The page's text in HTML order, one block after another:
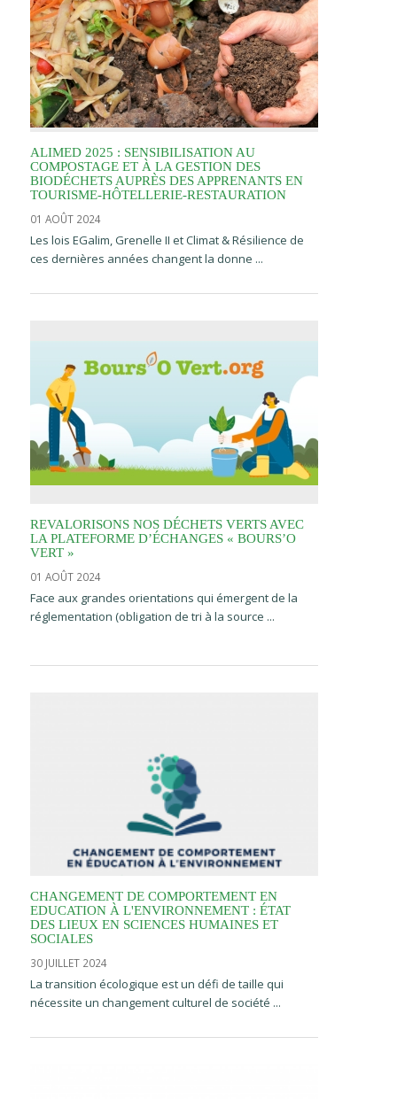
ALIMED 2025 : SENSIBILISATION AU
COMPOSTAGE ET À LA GESTION DES
BIODÉCHETS AUPRÈS DES APPRENANTS EN
TOURISME-HÔTELLERIE-RESTAURATION
01 AOÛT 2024
Les lois EGalim, Grenelle II et Climat & Résilience de
ces dernières années changent la donne ...
REVALORISONS NOS DÉCHETS VERTS AVEC
LA PLATEFORME D’ÉCHANGES « BOURS’O
VERT »
01 AOÛT 2024
Face aux grandes orientations qui émergent de la
réglementation (obligation de tri à la source ...
CHANGEMENT DE COMPORTEMENT EN
EDUCATION À L'ENVIRONNEMENT : ÉTAT
DES LIEUX EN SCIENCES HUMAINES ET
SOCIALES
30 JUILLET 2024
La transition écologique est un défi de taille qui
nécessite un changement culturel de société ...